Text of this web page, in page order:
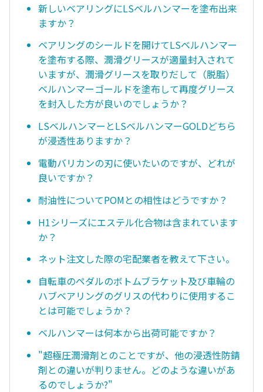
新しいベアリングにLSベルハンマーを塗布出来
ますか？
ベアリングのシールドを開けてLSベルハンマー
を塗布する際、潤滑グリースが適量封入されて
いますが、潤滑グリースを取りだして（脱脂）
ベルハンマーゴールドを塗布して再度グリース
を封入した方が良いのでしょうか？
LSベルハンマーとLSベルハンマーGOLDどちら
が浸透性ありますか？
電動バリカンの刃に使いたいのですが、どれが
良いですか？
耐油性についてPOMとの相性はどうですか？
H1シリーズにエステル化合物は含まれています
か？
ネット注文した際の宅配業者を教えて下さい。
自転車のペダルのボトムブラケット及び車輪の
ハブベアリングのグリスの代わりに使用するこ
とは可能でしょうか？
ベルハンマーは何本から出荷可能ですか？
"超極圧潤滑剤とのことですが、他の浸透性防錆
剤との違いが判りません。どのような違いがあ
るのでしょうか?"